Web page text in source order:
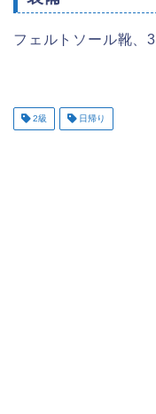
フェルトソール靴、
2級 日帰り